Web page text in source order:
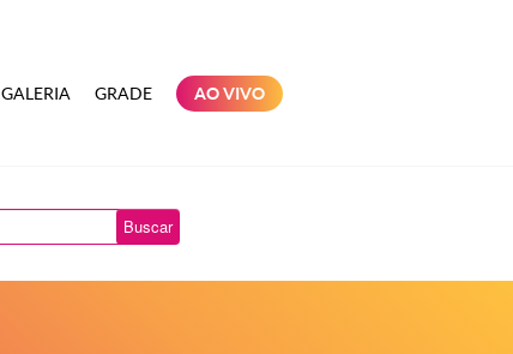
GALERIA GRADE AO VIVO
Buscar